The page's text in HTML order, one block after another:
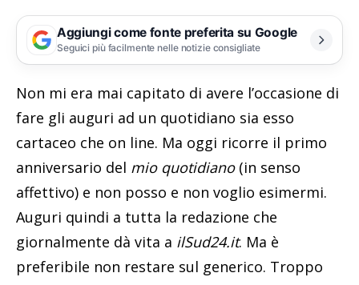
Aggiungi come fonte preferita su Google
Seguici più facilmente nelle notizie consigliate
Non mi era mai capitato di avere l’occasione di
fare gli auguri ad un quotidiano sia esso
cartaceo che on line. Ma oggi ricorre il primo
anniversario del mio quotidiano(in senso
affettivo) e non posso e non voglio esimermi.
Auguri quindi a tutta la redazione che
giornalmente dà vita a ilSud24.it. Ma è
preferibile non restare sul generico. Troppo